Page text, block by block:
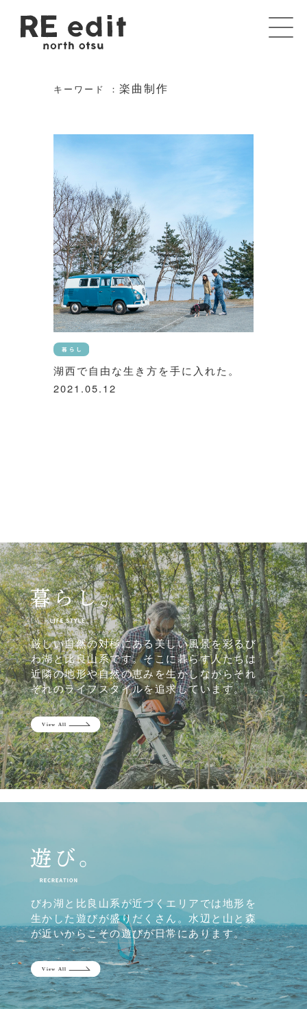
キーワード ： 楽曲制作
湖西で自由な生き方を手に入れた。
2021.05.12
厳しい自然の対極にある美しい風景を彩るび
わ湖と比良山系です。そこに暮らす人たちは
近隣の地形や自然の恵みを生かしながらそれ
ぞれのライフスタイルを追求しています。
びわ湖と比良山系が近づくエリアでは地形を
生かした遊びが盛りだくさん。水辺と山と森
が近いからこその遊びが日常にあります。